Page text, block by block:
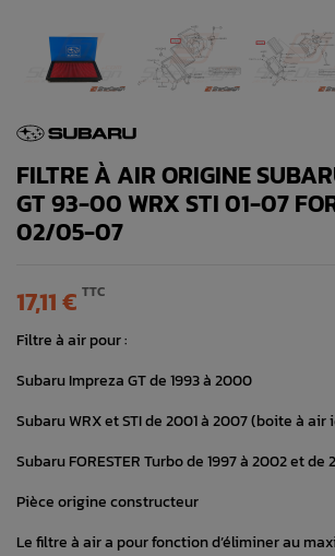
FILTRE À AIR ORIGINE
GT 93-00 WRX STI 01-07
02/05-07
17,11 € TTC
Filtre à air pour :
Subaru Impreza GT de 1993 à 2000
Subaru WRX et STI de 2001 à 2007 (boite à
Subaru FORESTER Turbo de 1997 à 2002 et de
Pièce origine constructeur
Le filtre à air a pour fonction d’éliminer au